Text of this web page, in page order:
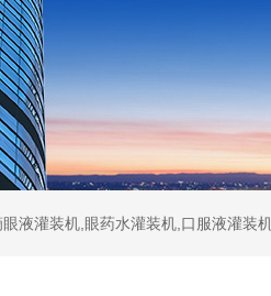
液灌装机,眼药水灌装机,口服液灌装